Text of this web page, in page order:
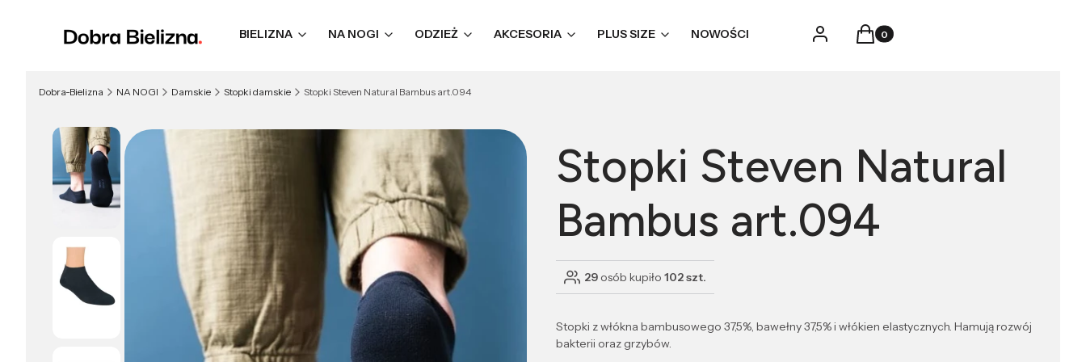
BIELIZNA NA NOGI ODZIEŻ AKCESORIA PLUS SIZE NOWOŚCI Zaloguj sięProdukty w koszyku: 0. Zobacz
Koszyk
Dobra-Bielizna NA NOGI Damskie Stopki damskie Stopki Steven Natural Bambus art.094
Stopki Steven Natural
Bambus art.094
29 osób kupiło 102 szt.
Stopki z włókna bambusowego 37,5%, bawełny 37,5% i włókien elastycznych. Hamują rozwój
bakterii oraz grzybów.